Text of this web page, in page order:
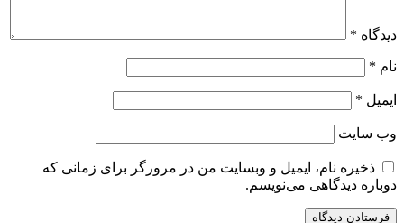
دیدگاه *
نام *
ایمیل *
وب‌ سایت
ذخیره نام، ایمیل و وبسایت من در مرورگر برای زمانی که
دوباره دیدگاهی می‌نویسم.